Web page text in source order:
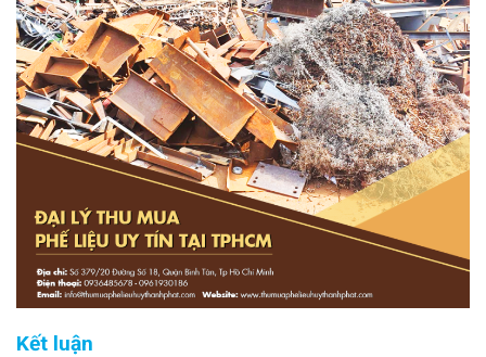
Kết luận